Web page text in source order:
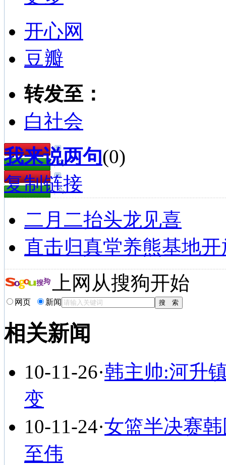
开心网
豆瓣
转发至：
白社会
我来说两句(0)
复制链接
二月二抬头龙见喜
直击归真堂养熊基地开
上网从搜狗开始
网页 新闻
相关新闻
10-11-26·韩主帅:河升
变
10-11-24·女篮半决赛
至伟